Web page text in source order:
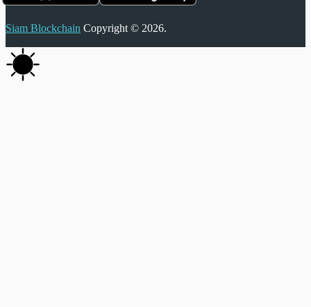
Siam Blockchain Copyright © 2026.